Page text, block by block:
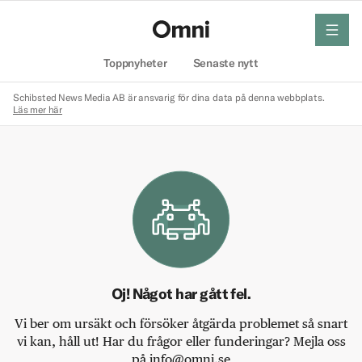
Toppnyheter Senaste nytt
meny
Schibsted News Media AB är ansvarig för dina data på denna webbplats.
Läs mer här
Oj! Något har gått fel.
Vi ber om ursäkt och försöker åtgärda problemet så snart
vi kan, håll ut! Har du frågor eller funderingar? Mejla oss